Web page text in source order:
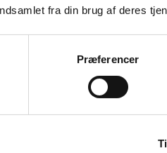
fra din brug af deres
Præferencer
hvor længe den skal
tilstrækkelige, mens
kan oplades hurtigt og har